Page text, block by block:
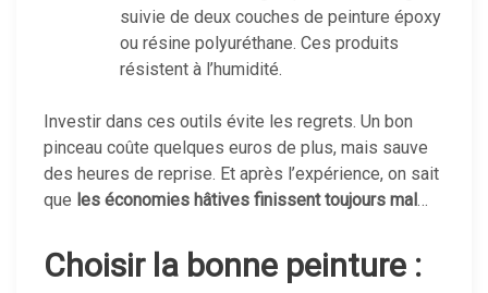
suivie de deux couches de peinture époxy
ou résine polyuréthane. Ces produits
résistent à l’humidité.
Investir dans ces outils évite les regrets. Un bon
pinceau coûte quelques euros de plus, mais sauve
des heures de reprise. Et après l’expérience, on sait
que les économies hâtives finissent toujours mal…
Choisir la bonne peinture :